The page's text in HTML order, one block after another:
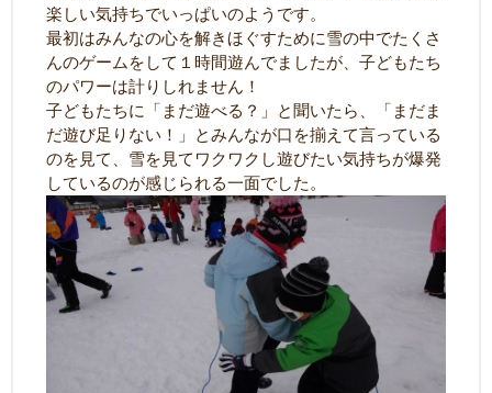
楽しい気持ちでいっぱいのようです。
最初はみんなの心を解きほぐすために雪の中でたくさ
んのゲームをして１時間遊んでましたが、子どもたち
のパワーは計りしれません！
子どもたちに「まだ遊べる？」と聞いたら、「まだま
だ遊び足りない！」とみんなが口を揃えて言っている
のを見て、雪を見てワクワクし遊びたい気持ちが爆発
しているのが感じられる一面でした。